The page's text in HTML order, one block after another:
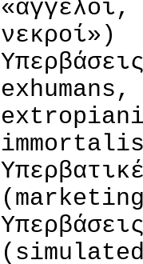
νεκροί»)